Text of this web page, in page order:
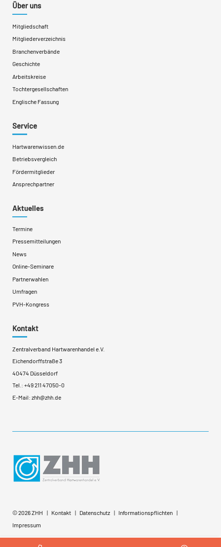
Über uns
Mitgliedschaft
Mitgliederverzeichnis
Branchenverbände
Geschichte
Arbeitskreise
Tochtergesellschaften
Englische Fassung
Service
Hartwarenwissen.de
Betriebsvergleich
Fördermitglieder
Ansprechpartner
Aktuelles
Termine
Pressemitteilungen
News
Online-Seminare
Partnerwahlen
Umfragen
PVH-Kongress
Kontakt
Zentralverband Hartwarenhandel e.V.
Eichendorffstraße 3
40474 Düsseldorf
Tel.: +49 211 47050-0
E-Mail: zhh@zhh.de
© 2026 ZHH Kontakt Datenschutz
Informationspflichten
Impressum